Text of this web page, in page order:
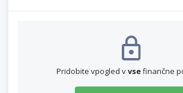
Pridobite vpogled vvsefinančne